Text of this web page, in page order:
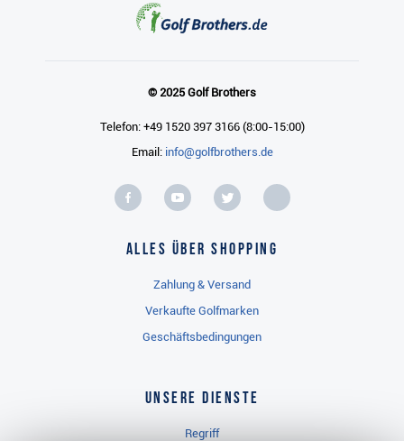
© 2025 Golf Brothers
Telefon: +49 1520 397 3166 (8:00-15:00)
Email: info@golfbrothers.de
Alles über Shopping
Zahlung & Versand
Verkaufte Golfmarken
Geschäftsbedingungen
Unsere Dienste
Regriff